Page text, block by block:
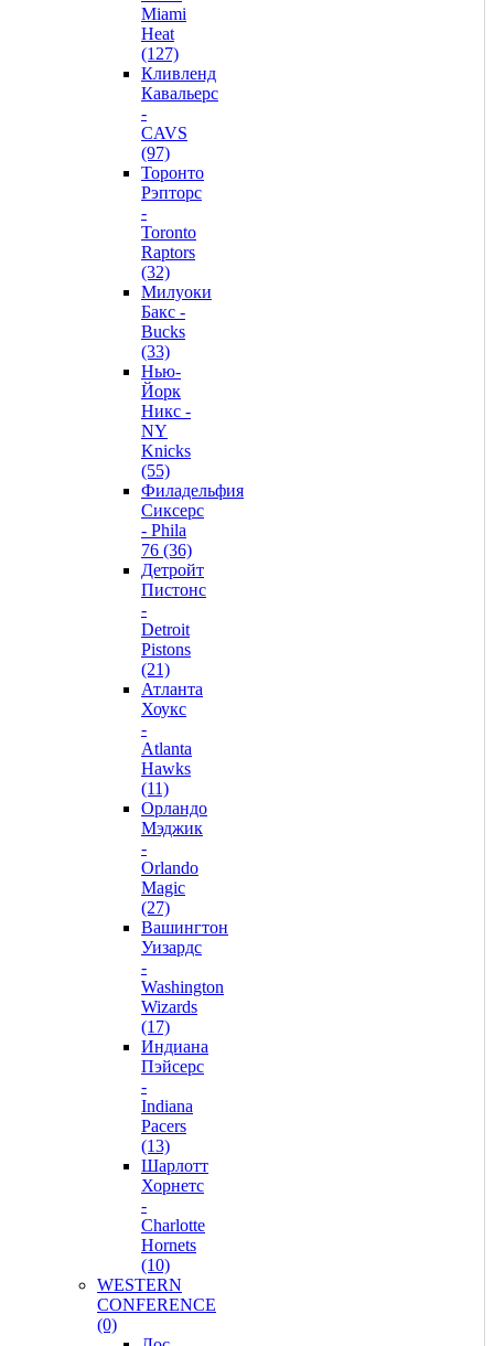
Miami
Heat
(127)
Кливленд
Кавальерс
-
CAVS
(97)
Торонто
Рэпторс
-
Toronto
Raptors
(32)
Милуоки
Бакс -
Bucks
(33)
Нью-
Йорк
Никс -
NY
Knicks
(55)
Филадельфия
Сиксерс
- Phila
76 (36)
Детройт
Пистонс
-
Detroit
Pistons
(21)
Атланта
Хоукс
-
Atlanta
Hawks
(11)
Орландо
Мэджик
-
Orlando
Magic
(27)
Вашингтон
Уизардс
-
Washington
Wizards
(17)
Индиана
Пэйсерс
-
Indiana
Pacers
(13)
Шарлотт
Хорнетс
-
Charlotte
Hornets
(10)
WESTERN
CONFERENCE
(0)